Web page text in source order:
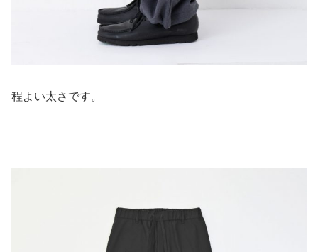
程よい太さです。